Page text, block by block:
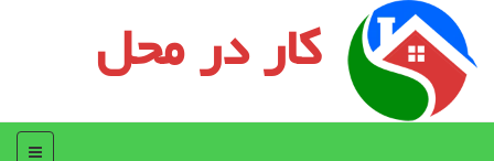
کار در محل
منو